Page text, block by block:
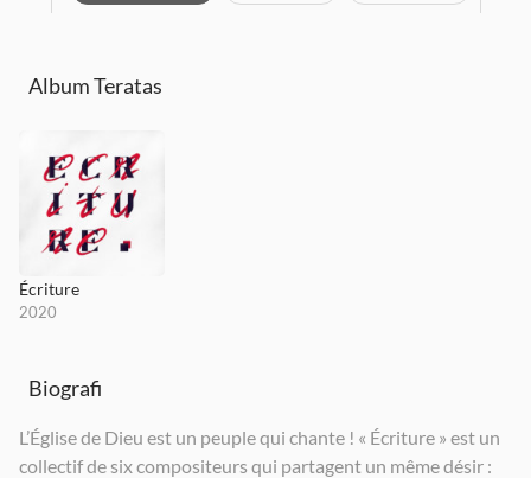
Album Teratas
Écriture
2020
Biografi
L’Église de Dieu est un peuple qui chante ! « Écriture » est un
collectif de six compositeurs qui partagent un même désir :